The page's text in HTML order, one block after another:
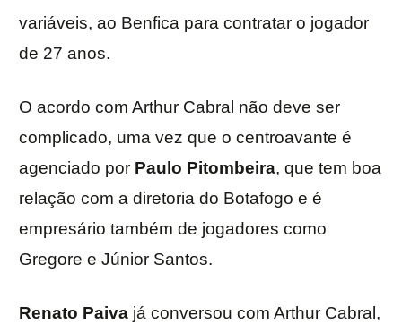
variáveis, ao Benfica para contratar o jogador
de 27 anos.
O acordo com Arthur Cabral não deve ser
complicado, uma vez que o centroavante é
agenciado por Paulo Pitombeira, que tem boa
relação com a diretoria do Botafogo e é
empresário também de jogadores como
Gregore e Júnior Santos.
Renato Paiva já conversou com Arthur Cabral,